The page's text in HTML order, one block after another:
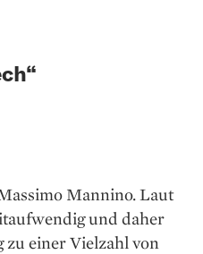
Mannino. Laut
und daher
zu einer Vielzahl von